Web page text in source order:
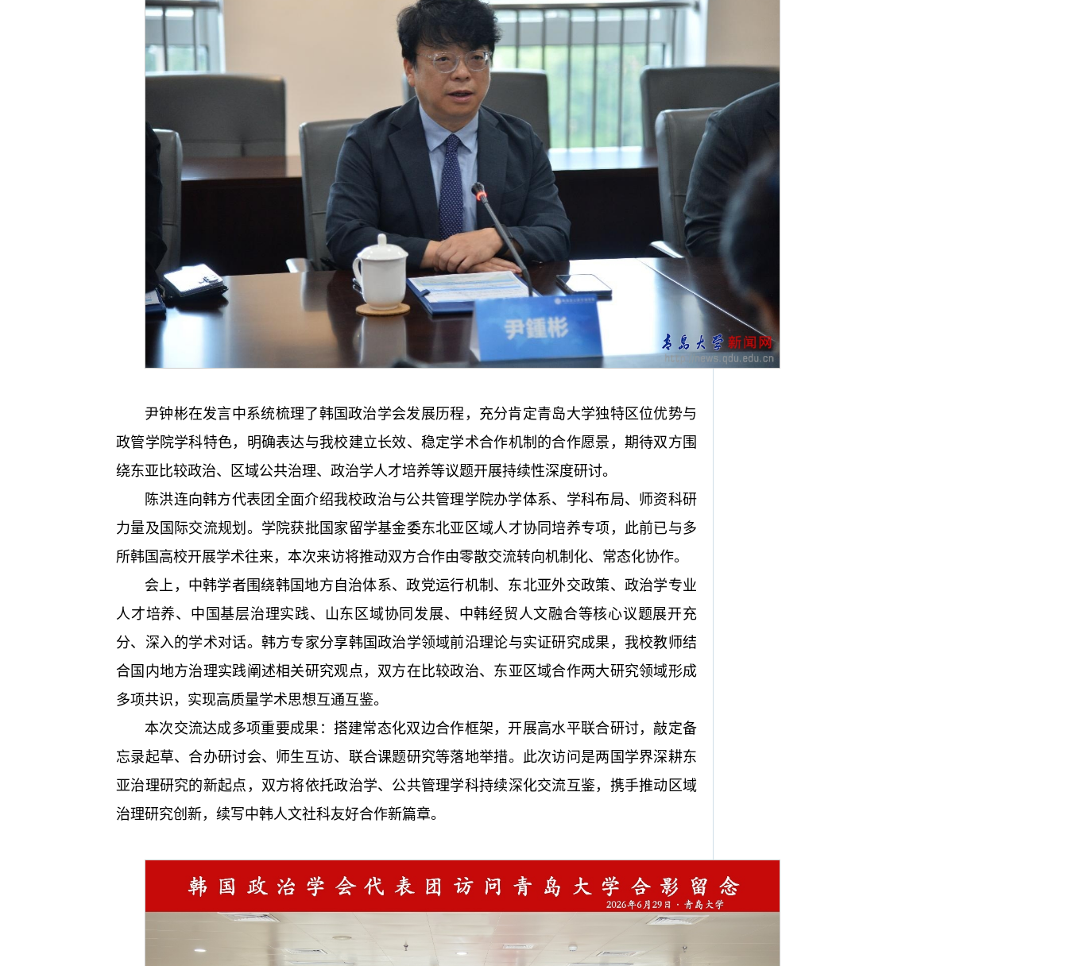
尹钟彬在发言中系统梳理了韩国政治学会发展历程，充分肯定青岛大学独特区位优势与
政管学院学科特色，明确表达与我校建立长效、稳定学术合作机制的合作愿景，期待双方围
绕东亚比较政治、区域公共治理、政治学人才培养等议题开展持续性深度研讨。
陈洪连向韩方代表团全面介绍我校政治与公共管理学院办学体系、学科布局、师资科研
力量及国际交流规划。学院获批国家留学基金委东北亚区域人才协同培养专项，此前已与多
所韩国高校开展学术往来，本次来访将推动双方合作由零散交流转向机制化、常态化协作。
会上，中韩学者围绕韩国地方自治体系、政党运行机制、东北亚外交政策、政治学专业
人才培养、中国基层治理实践、山东区域协同发展、中韩经贸人文融合等核心议题展开充
分、深入的学术对话。韩方专家分享韩国政治学领域前沿理论与实证研究成果，我校教师结
合国内地方治理实践阐述相关研究观点，双方在比较政治、东亚区域合作两大研究领域形成
多项共识，实现高质量学术思想互通互鉴。
本次交流达成多项重要成果：搭建常态化双边合作框架，开展高水平联合研讨，敲定备
忘录起草、合办研讨会、师生互访、联合课题研究等落地举措。此次访问是两国学界深耕东
亚治理研究的新起点，双方将依托政治学、公共管理学科持续深化交流互鉴，携手推动区域
治理研究创新，续写中韩人文社科友好合作新篇章。